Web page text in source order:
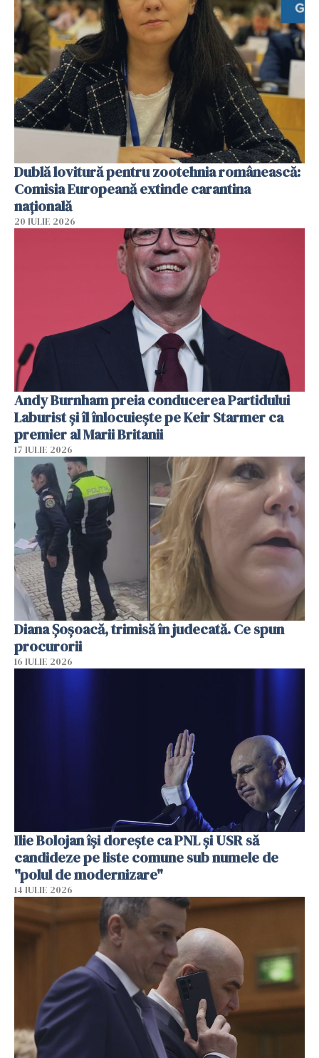
Dublă lovitură pentru zootehnia românească:
Comisia Europeană extinde carantina
națională
20 IULIE 2026
Andy Burnham preia conducerea Partidului
Laburist și îl înlocuiește pe Keir Starmer ca
premier al Marii Britanii
17 IULIE 2026
Diana Șoșoacă, trimisă în judecată. Ce spun
procurorii
16 IULIE 2026
Ilie Bolojan își dorește ca PNL și USR să
candideze pe liste comune sub numele de
"polul de modernizare"
14 IULIE 2026